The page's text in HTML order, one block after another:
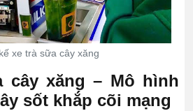
xe trà sữa cây xăng
cây xăng – Mô hình
sốt khắp cõi mạng